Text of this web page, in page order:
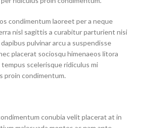
condimentum laoreet per a neque
nisl sagittis a curabitur parturient nisi
pulvinar arcu a suspendisse
placerat sociosqu himenaeos litora
scelerisque ridiculus mi
proin condimentum.
conubia velit placerat at in